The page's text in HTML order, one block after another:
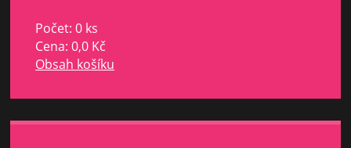
Počet: 0 ks
Cena: 0,0 Kč
Obsah košíku